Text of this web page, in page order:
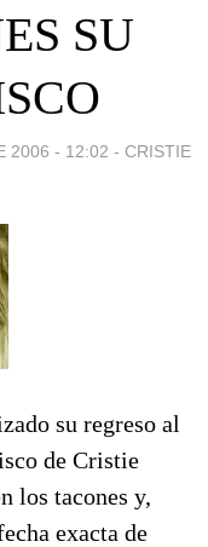
SU
2006 - 12:02 - CRISTIE
su regreso al
de Cristie
los tacones y,
exacta de